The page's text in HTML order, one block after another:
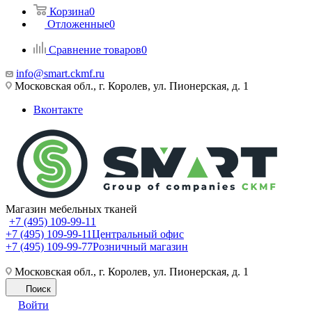
Корзина0
Отложенные0
Сравнение товаров0
info@smart.ckmf.ru
Московская обл., г. Королев, ул. Пионерская, д. 1
Вконтакте
Магазин мебельных тканей
+7 (495) 109-99-11
+7 (495) 109-99-11Центральный офис
+7 (495) 109-99-77Розничный магазин
Московская обл., г. Королев, ул. Пионерская, д. 1
Поиск
Войти